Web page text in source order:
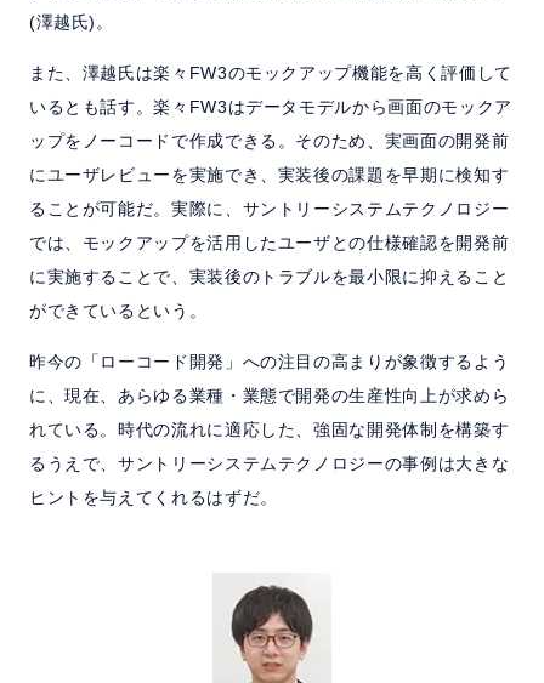
(澤越氏)。
また、澤越氏は楽々FW3のモックアップ機能を高く評価して
いるとも話す。楽々FW3はデータモデルから画面のモックア
ップをノーコードで作成できる。そのため、実画面の開発前
にユーザレビューを実施でき、実装後の課題を早期に検知す
ることが可能だ。実際に、サントリーシステムテクノロジー
では、モックアップを活用したユーザとの仕様確認を開発前
に実施することで、実装後のトラブルを最小限に抑えること
ができているという。
昨今の「ローコード開発」への注目の高まりが象徴するよう
に、現在、あらゆる業種・業態で開発の生産性向上が求めら
れている。時代の流れに適応した、強固な開発体制を構築す
るうえで、サントリーシステムテクノロジーの事例は大きな
ヒントを与えてくれるはずだ。